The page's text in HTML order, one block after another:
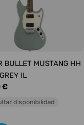
BULLET MUSTANG HH
IL
€
disponibilidad